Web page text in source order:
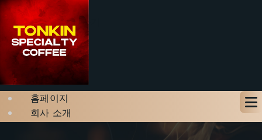
문의하기
테이블 예약하기
X
홈페이지
회사 소개